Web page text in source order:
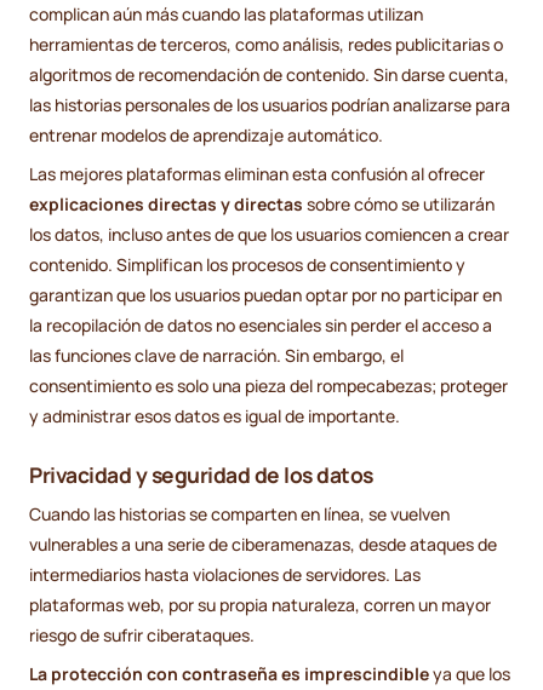
complican aún más cuando las plataformas utilizan
herramientas de terceros, como análisis, redes publicitarias o
algoritmos de recomendación de contenido. Sin darse cuenta,
las historias personales de los usuarios podrían analizarse para
entrenar modelos de aprendizaje automático.
Las mejores plataformas eliminan esta confusión al ofrecer
explicaciones directas y directas sobre cómo se utilizarán
los datos, incluso antes de que los usuarios comiencen a crear
contenido. Simplifican los procesos de consentimiento y
garantizan que los usuarios puedan optar por no participar en
la recopilación de datos no esenciales sin perder el acceso a
las funciones clave de narración. Sin embargo, el
consentimiento es solo una pieza del rompecabezas; proteger
y administrar esos datos es igual de importante.
Privacidad y seguridad de los datos
Cuando las historias se comparten en línea, se vuelven
vulnerables a una serie de ciberamenazas, desde ataques de
intermediarios hasta violaciones de servidores. Las
plataformas web, por su propia naturaleza, corren un mayor
riesgo de sufrir ciberataques.
La protección con contraseña es imprescindibleya que los